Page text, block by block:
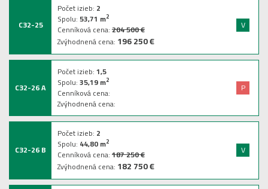
C32-25
Počet izieb: 2
Spolu:53,71 m2
Cenníková cena:204 500 €
Zvýhodnená cena: 196 250 €
V
C32-26 A
Počet izieb:1,5
Spolu:35,19m2
Cenníková cena:
Zvýhodnená cena:
P
C32-26 B
Počet izieb: 2
Spolu: 44,80m2
Cenníková cena:187 250 €
Zvýhodnená cena: 182 750 €
V